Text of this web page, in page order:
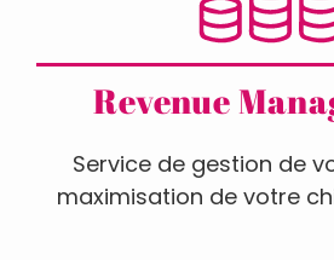
Revenue
Service de gestion de
maximisation de votre